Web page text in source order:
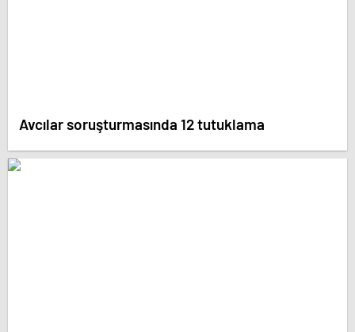
Avcılar soruşturmasında 12 tutuklama